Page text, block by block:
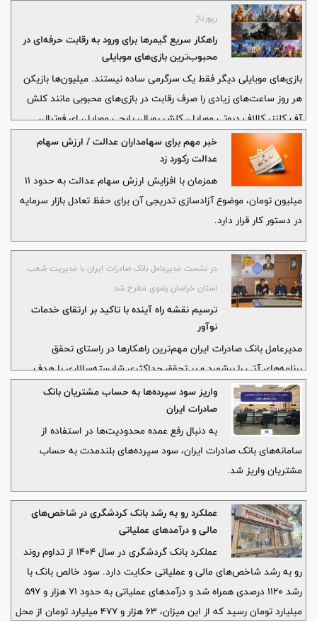
سفرهای خانوادگی و چهره‌ی عزیزانی که امروز دیگر در کنارمان نیستند.
این عکس‌ها فقط تکه‌کاغذهایی با ترکیبی از نور و سایه نیستند؛ آن‌ها
روایتگر هویت خانوادگی و پل ارتباطی میان نسل‌هاست. با این حال، گذر
رپورتاژ
راهکار سریع گیمرها برای ورود به رقابت حرفه‌ای در
محبوب‌ترین بازی‌های موبایلی
بازی‌های موبایلی دیگر فقط یک سرگرمی ساده نیستند. میلیون‌ها بازیکن
هر روز ساعت‌های زیادی را صرف رقابت در بازی‌های محبوبی مانند کلش
آف کلنز، کالاف دیوتی موبایل، کلش رویال، پابجی موبایل، ای فوتبال،
موبایل لجندز و براول استارز می‌کنند. بسیاری از گیمرها علاقه دارند بدون
اتلاف زمان و عبور از مراحل ابتدایی، مستقیماً وارد رقابت‌های جدی و سطح
بالا شوند.
خبر مهم برای سهامداران عدالت / ارزش سهام
عدالت رکورد زد
همزمان با افزایش ارزش سهام عدالت به حدود ۱۱
میلیون تومان، موضوع آزادسازی تدریجی آن برای حفظ تعادل بازار سرمایه
در دستور کار قرار دارد.
در نشست مدیرعامل بانک صادرات ایران با مدیریت شعب
استان خراسان رضوی مطرح شد
ترسیم نقشه راه آینده با تاکید بر ارتقای خدمات
نوآور
مدیرعامل بانک صادرات ایران مهم‌ترین راهکارها در راستای تحقق
برنامه‌های آتی را برشمرد و بر تحقق حداکثری شایسته‌سالاری با هدف
ارائه خدمات مطلوب به مشتریان تاکید کرد.واریز سود سپرده‌ها به حساب مشتریان بانک
صادرات ایران
به دنبال رفع عمده محدودیت‌ها در استفاده از
سامانه‌های بانک صادرات ایران، سود سپرده‌های بلندمدت به حساب
مشتریان واریز شد.
عملکرد رو به رشد بانک کردشگری در شاخص‌های
مالی و درآمدهای عملیاتی
عملکرد بانک گردشگری در سال ۱۴۰۴ از تداوم روند
رو به رشد شاخص‌های مالی و عملیاتی حکایت دارد. سود خالص بانک با
رشد ۱۱۲۰ درصدی همراه شد و درآمدهای عملیاتی به حدود ۷۱ هزار و ۵۹۷
میلیارد تومان رسید که از این میزان، ۶۳ هزار و ۴۷۷ میلیارد تومان از محل